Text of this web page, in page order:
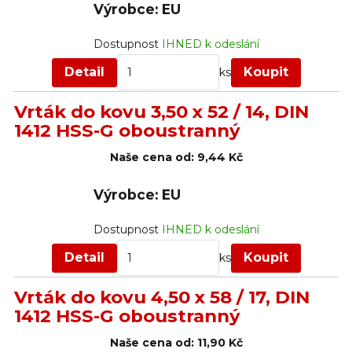
Výrobce: EU
DostupnostIHNED k odeslání
Detail ks Koupit
Vrták do kovu 3,50 x 52 / 14, DIN
1412 HSS-G oboustranný
Naše cena od:9,44 Kč
Výrobce: EU
DostupnostIHNED k odeslání
Detail ks Koupit
Vrták do kovu 4,50 x 58 / 17, DIN
1412 HSS-G oboustranný
Naše cena od:11,90 Kč